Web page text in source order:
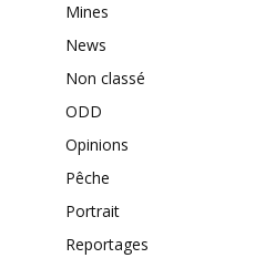
Mines
News
Non classé
ODD
Opinions
Pêche
Portrait
Reportages